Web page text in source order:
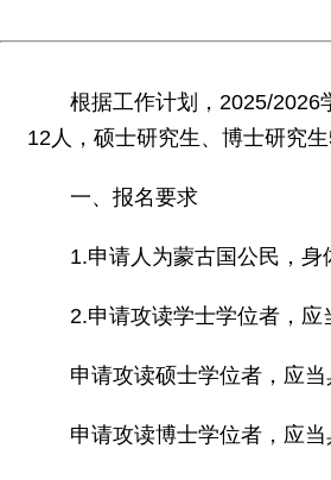
根据工作计划，2025/2026
12人，硕士研究生、博士研究
一、报名要求
1.申请人为蒙古国公民，身
2.申请攻读学士学位者，
申请攻读硕士学位者，应
申请攻读博士学位者，应